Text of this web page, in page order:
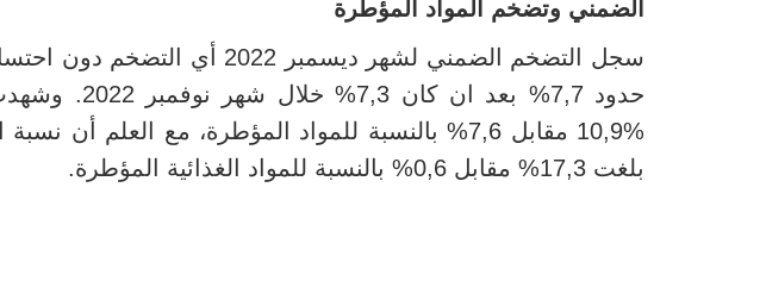
الضمني وتضخم المواد المؤطرة
سجل التضخم الضمني لشهر ديسمبر 2022 أي التضخم دون احتساب الطاقة والتغذية
حدود7,7
% بعد ان كان 3 ,7
%خلال شهر نوفمبر 2022 .
10,9% مقابل 7,6% بالنسبة للمواد المؤطرة ، مع العلم أن نسبة
بلغت 17,3% مقابل 0,6% بالنسبة للمواد الغذائية المؤطرة.